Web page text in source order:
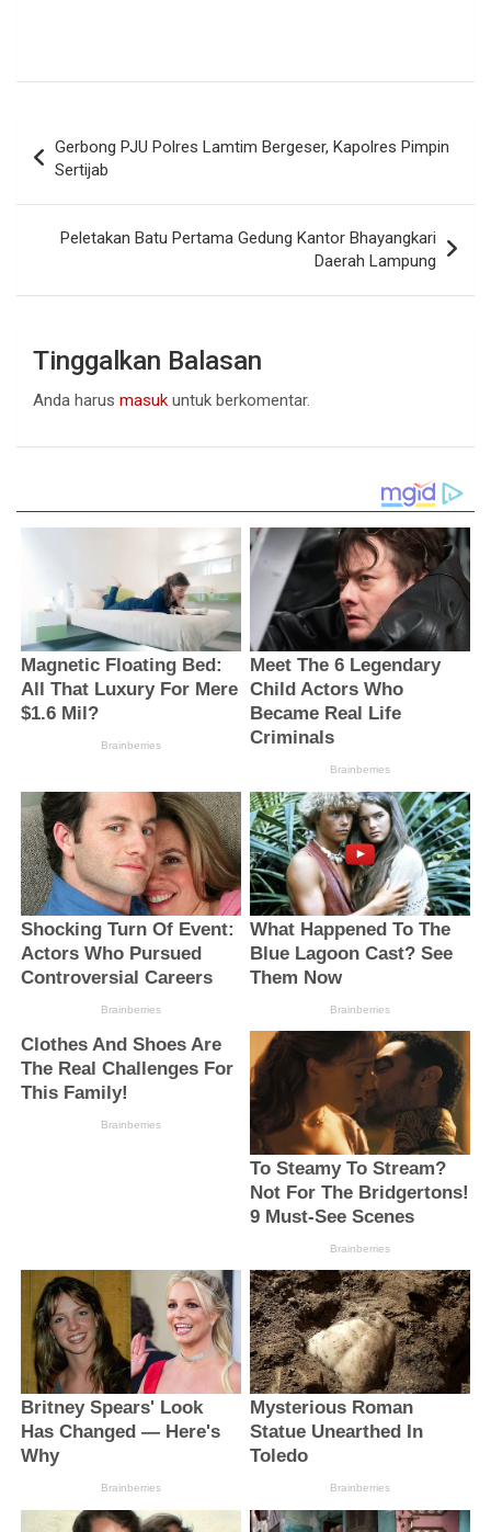
pos
Gerbong PJU Polres Lamtim Bergeser, Kapolres Pimpin
Sertijab
Peletakan Batu Pertama Gedung Kantor Bhayangkari
Daerah Lampung
Tinggalkan Balasan
Anda harus masuk untuk berkomentar.